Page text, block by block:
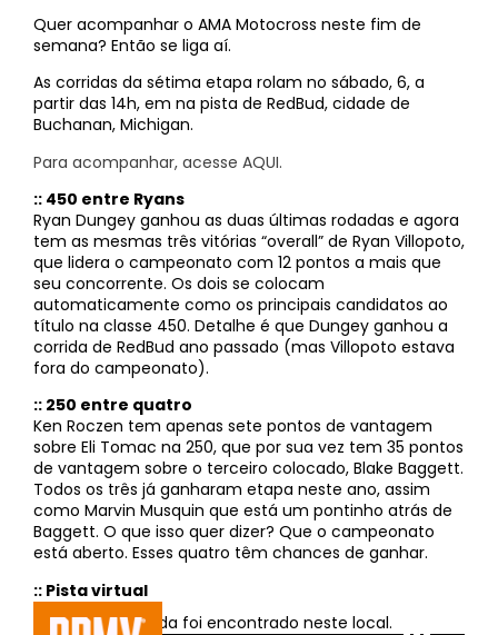
Quer acompanhar o AMA Motocross neste fim de
semana? Então se liga aí.
As corridas da sétima etapa rolam no sábado, 6, a
partir das 14h, em na pista de RedBud, cidade de
Buchanan, Michigan.
Para acompanhar, acesse AQUI.
:: 450 entre Ryans
Ryan Dungey ganhou as duas últimas rodadas e agora
tem as mesmas três vitórias “overall” de Ryan Villopoto,
que lidera o campeonato com 12 pontos a mais que
seu concorrente. Os dois se colocam
automaticamente como os principais candidatos ao
título na classe 450. Detalhe é que Dungey ganhou a
corrida de RedBud ano passado (mas Villopoto estava
fora do campeonato).
:: 250 entre quatro
Ken Roczen tem apenas sete pontos de vantagem
sobre Eli Tomac na 250, que por sua vez tem 35 pontos
de vantagem sobre o terceiro colocado, Blake Baggett.
Todos os três já ganharam etapa neste ano, assim
como Marvin Musquin que está um pontinho atrás de
Baggett. O que isso quer dizer? Que o campeonato
está aberto. Esses quatro têm chances de ganhar.
:: Pista virtual